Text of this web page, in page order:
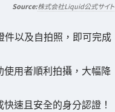
株式会社Liquid公式サイト
以及自拍照，即可完成
用者順利拍攝，大幅降